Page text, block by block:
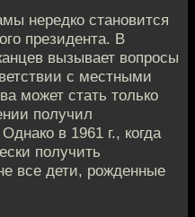
нередко становится
президента. В
вызывает вопросы
с местными
может стать только
получил
в 1961 г., когда
получить
все дети, рожденные